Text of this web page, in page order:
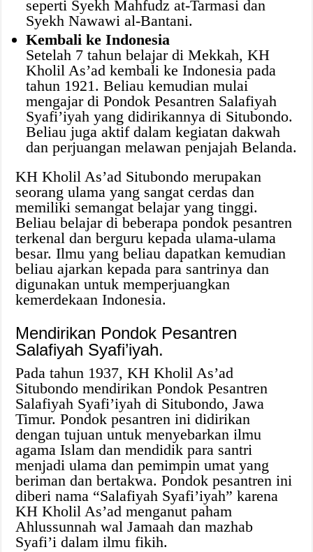
seperti Syekh Mahfudz at-Tarmasi dan
Syekh Nawawi al-Bantani.
Kembali ke Indonesia
Setelah 7 tahun belajar di Mekkah, KH
Kholil As’ad kembali ke Indonesia pada
tahun 1921. Beliau kemudian mulai
mengajar di Pondok Pesantren Salafiyah
Syafi’iyah yang didirikannya di Situbondo.
Beliau juga aktif dalam kegiatan dakwah
dan perjuangan melawan penjajah Belanda.
KH Kholil As’ad Situbondo merupakan
seorang ulama yang sangat cerdas dan
memiliki semangat belajar yang tinggi.
Beliau belajar di beberapa pondok pesantren
terkenal dan berguru kepada ulama-ulama
besar. Ilmu yang beliau dapatkan kemudian
beliau ajarkan kepada para santrinya dan
digunakan untuk memperjuangkan
kemerdekaan Indonesia.
Mendirikan Pondok Pesantren
Salafiyah Syafi’iyah.
Pada tahun 1937, KH Kholil As’ad
Situbondo mendirikan Pondok Pesantren
Salafiyah Syafi’iyah di Situbondo, Jawa
Timur. Pondok pesantren ini didirikan
dengan tujuan untuk menyebarkan ilmu
agama Islam dan mendidik para santri
menjadi ulama dan pemimpin umat yang
beriman dan bertakwa. Pondok pesantren ini
diberi nama “Salafiyah Syafi’iyah” karena
KH Kholil As’ad menganut paham
Ahlussunnah wal Jamaah dan mazhab
Syafi’i dalam ilmu fikih.